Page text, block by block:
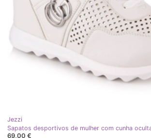
Jezzi
69,00 €